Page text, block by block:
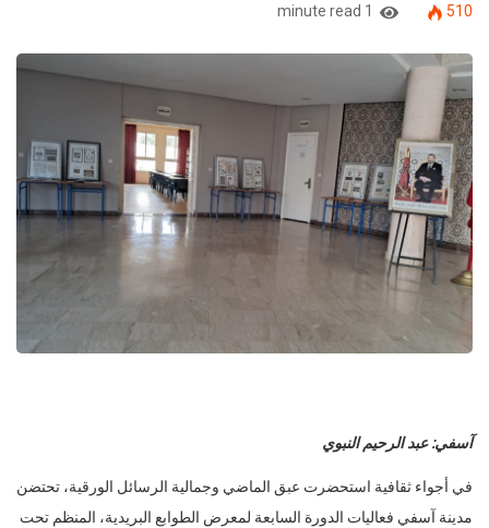
510
1 minute read
آسفي: عبد الرحيم النبوي
في أجواء ثقافية استحضرت عبق الماضي وجمالية الرسائل الورقية، تحتضن
مدينة آسفي فعاليات الدورة السابعة لمعرض الطوابع البريدية، المنظم تحت